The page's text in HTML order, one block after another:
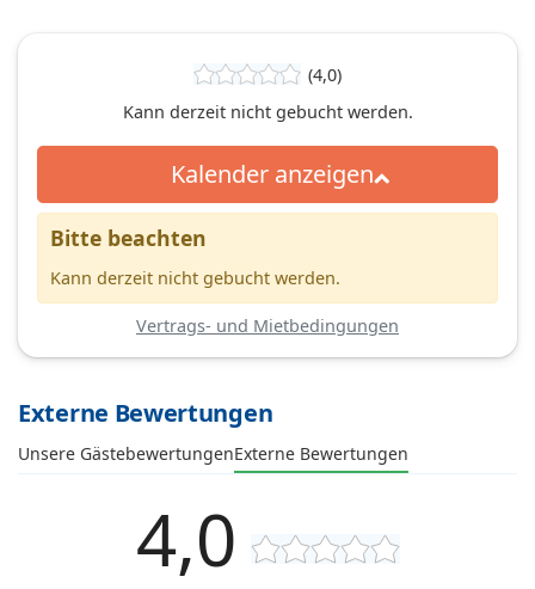
(4,0)
Kann derzeit nicht gebucht werden.
Kalender anzeigen
Bitte beachten
Kann derzeit nicht gebucht werden.
Vertrags- und Mietbedingungen
Externe Bewertungen
Unsere GästebewertungenExterne Bewertungen
4,0